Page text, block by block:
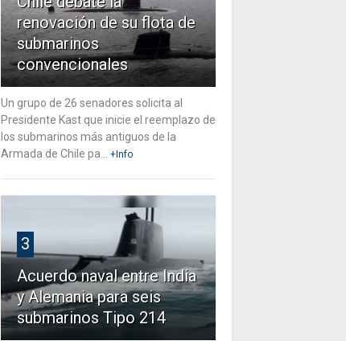
renovación de su flota de
submarinos
convencionales
Un grupo de 26 senadores solicita al
Presidente Kast que inicie el reemplazo de
los submarinos más antiguos de la
Armada de Chile pa...
+Info
3
Acuerdo naval entre India
y Alemania para seis
submarinos Tipo 214